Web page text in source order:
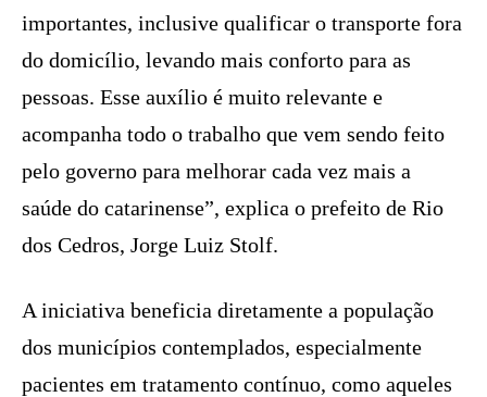
importantes, inclusive qualificar o transporte fora
do domicílio, levando mais conforto para as
pessoas. Esse auxílio é muito relevante e
acompanha todo o trabalho que vem sendo feito
pelo governo para melhorar cada vez mais a
saúde do catarinense”, explica o prefeito de Rio
dos Cedros, Jorge Luiz Stolf.
A iniciativa beneficia diretamente a população
dos municípios contemplados, especialmente
pacientes em tratamento contínuo, como aqueles